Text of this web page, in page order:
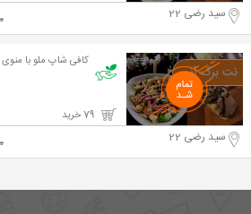
سید رضی 22
کافی شاپ ملو با
سید رضی 22